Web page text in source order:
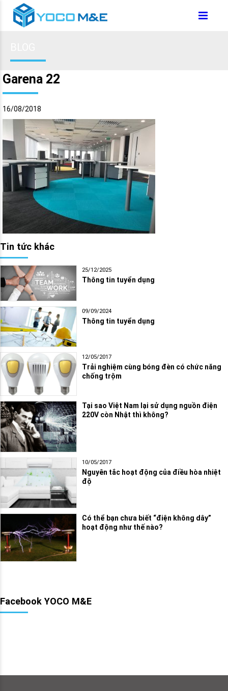
Garena 22
16/08/2018
Tin tức khác
25/12/2025
Thông tin tuyển dụng
09/09/2024
Thông tin tuyển dụng
12/05/2017
Trải nghiệm cùng bóng đèn có chức năng
chống trộm
Tại sao Việt Nam lại sử dụng nguồn điện
220V còn Nhật thì không?
10/05/2017
Nguyên tắc hoạt động của điều hòa nhiệt
độ
Có thể bạn chưa biết “điện không dây”
hoạt động như thế nào?
Facebook YOCO M&E